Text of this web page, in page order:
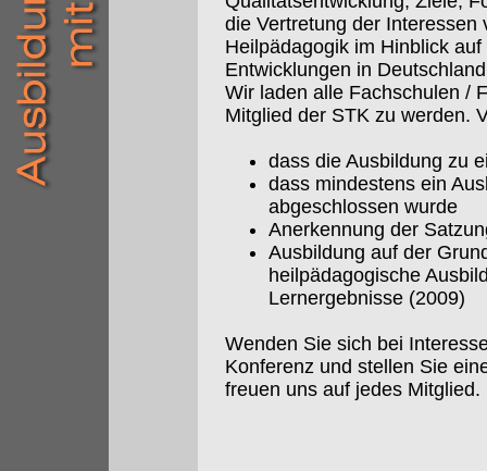
die Vertretung der Interessen
Heilpädagogik im Hinblick
Entwicklungen in
Wir laden alle Fachschulen /
Mitglied der STK zu werden.
dass die Ausbildung zu
dass mindestens ein
abgeschlossen wurde
Anerkennung der
Ausbildung auf der
heilpädagogische
Lernergebnisse (2009)
Wenden Sie sich bei
Konferenz und stellen Sie
freuen uns auf jedes Mitglied.